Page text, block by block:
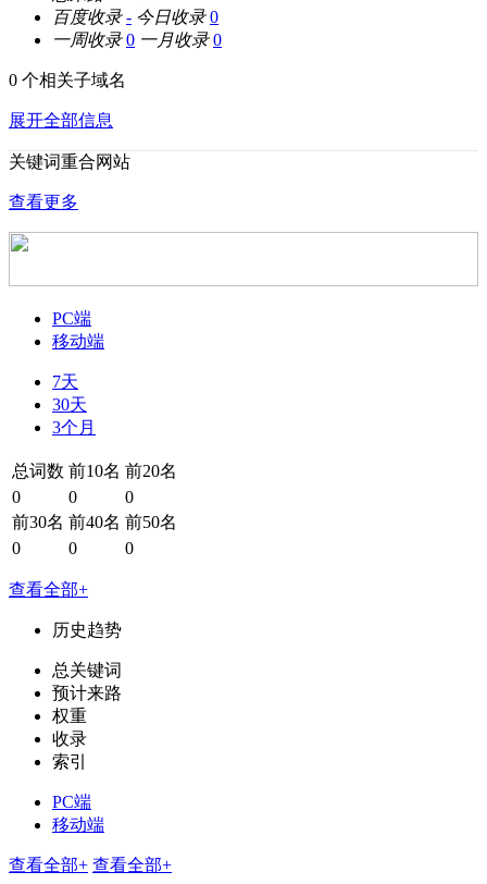
百度收录 - 今日收录 0
一周收录 0 一月收录 0
0 个相关子域名
展开全部信息
关键词重合网站
查看更多
PC端
移动端
7天
30天
3个月
总词数 前10名 前20名
0
0
0
前30名 前40名 前50名
0
0 0
查看全部+
历史趋势
总关键词
预计来路
权重
收录
索引
PC端
移动端
查看全部+ 查看全部+